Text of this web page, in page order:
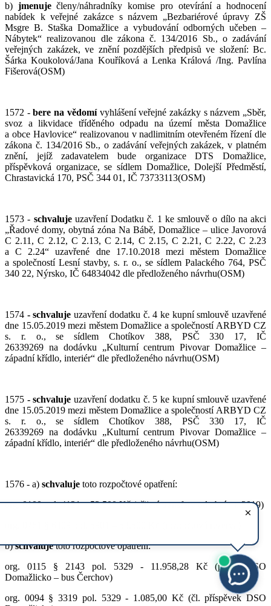
b) jmenuječleny/náhradníky komise pro otevírání a hodnocení
nabídek k veřejné zakázce s názvem „Bezbariérové úpravy ZŠ
Msgre B. Staška Domažlice a vybudování odborných učeben –
Nábytek“ realizovanou dle zákona č. 134/2016 Sb., o zadávání
veřejných zakázek, ve znění pozdějších předpisů ve složení: Bc.
Šárka Koukolová/Jana Kouříková a Lenka Králová /Ing. Pavlína
Fišerová(OSM)
1572 -bere na vědomívyhlášení veřejné zakázky s názvem „Sběr,
svoz a likvidace tříděného odpadu na území města Domažlice
a obce Havlovice“ realizovanou v nadlimitním otevřeném řízení dle
zákona č. 134/2016 Sb., o zadávání veřejných zakázek, v platném
znění, jejíž zadavatelem bude organizace DTS Domažlice,
příspěvková organizace, se sídlem Domažlice, Dolejší Předměstí,
Chrastavická 170, PSČ 344 01, IČ 73733113(OSM)
1573 - schvalujeuzavření Dodatku č. 1 ke smlouvě o dílo na akci
„Řadové domy, obytná zóna Na Bábě, Domažlice – ulice Javorová
C 2.11, C 2.12, C 2.13, C 2.14, C 2.15, C 2.21, C 2.22, C 2.23
a C 2.24“ uzavřené dne 17.10.2018 mezi městem Domažlice
a společností Lesní stavby, s. r. o., se sídlem Palackého 764, PSČ
340 22, Nýrsko, IČ 64834042 dle předloženého návrhu(OSM)
1574 - schvalujeuzavření dodatku č. 4 ke kupní smlouvě uzavřené
dne 15.05.2019 mezi městem Domažlice a společností ARBYD CZ
s. r. o., se sídlem Chotíkov 388, PSČ 330 17, IČ
26339269 na dodávku „Kulturní centrum Pivovar Domažlice –
západní křídlo, interiér“ dle předloženého návrhu(OSM)
1575 - schvalujeuzavření dodatku č. 5 ke kupní smlouvě uzavřené
dne 15.05.2019 mezi městem Domažlice a společností ARBYD CZ
s. r. o., se sídlem Chotíkov 388, PSČ 330 17, IČ
26339269 na dodávku „Kulturní centrum Pivovar Domažlice –
západní křídlo, interiér“ dle předloženého návrhu(OSM)
1576 - a) schvaluje toto rozpočtové opatření:
org. 0100 pol. 4121 – 53.500 Kč (přijaté transfery od obcí - r. 2019)
b)schvalujetoto rozpočtové opatření:
org. 0115 § 2143 pol. 5329 - 11.958,28 Kč (přísp. DSO
Domažlicko – bus Čerchov)
org. 0094 § 3319 pol. 5329 - 1.085,00 Kč (čl. příspěvek DSO